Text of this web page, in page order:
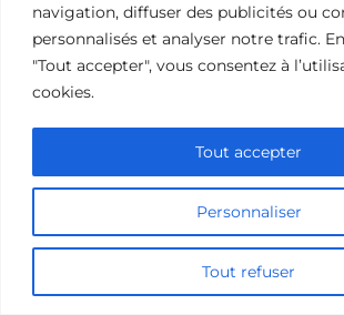
navigation, diffuser des publicités ou
personnalisés et analyser notre trafic.
"Tout accepter", vous consentez à
cookies.
Personnaliser
Tout refuser
Tout accepter
10 Films et Séries Similaires à
Opération Love